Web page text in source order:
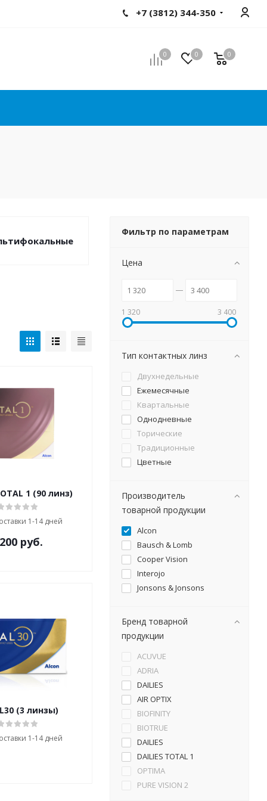
+7 (3812) 344-350
0 0 0
1 (90 линз)
1-14 дней
руб.
(3 линзы)
1-14 дней
Фильтр по параметрам
Цена
1 320 3 400
Тип контактных линз
Двухнедельные
Ежемесячные
Квартальные
Однодневные
Торические
Традиционные
Цветные
Производитель
товарной продукции
Alcon
Bausch & Lomb
Cooper Vision
Interojo
Jonsons & Jonsons
Бренд товарной
продукции
ACUVUE
ADRIA
DAILIES
AIR OPTIX
BIOFINITY
BIOTRUE
DAILIES
DAILIES TOTAL 1
OPTIMA
PURE VISION 2